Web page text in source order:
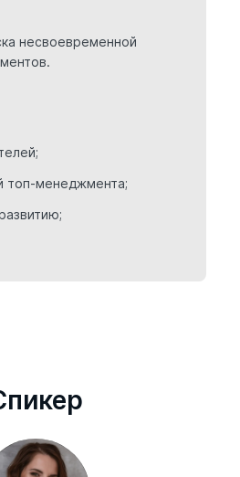
несвоевременной
топ-менеджмента;